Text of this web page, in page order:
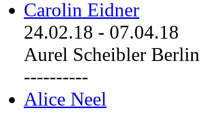
Carolin Eidner
24.02.18 - 07.04.18
Aurel Scheibler Berlin
----------
Alice Neel